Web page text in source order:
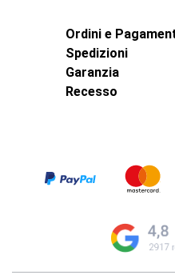
Ordini e
Spedizioni
Garanzia
Recesso